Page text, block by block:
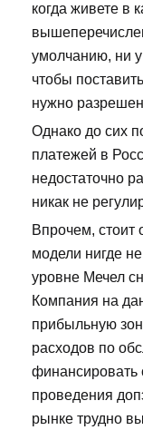
когда живете в
умолчанию, ни у
чтобы
нужно
Однако до сих
платежей в
недостаточно
никак не
Впрочем, стоит
модели нигде
уровне Мечел
Компания на
прибыльную
расходов по
финансировать
проведения
рынке трудно